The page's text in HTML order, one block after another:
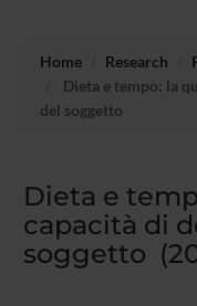
Home Research
Dieta e tempo: la
del soggetto
Dieta e
capacità di
soggetto